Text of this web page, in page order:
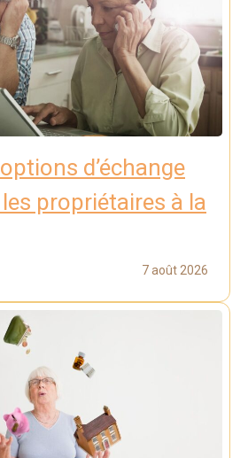
d’échange
propriétaires à la
7 août 2026